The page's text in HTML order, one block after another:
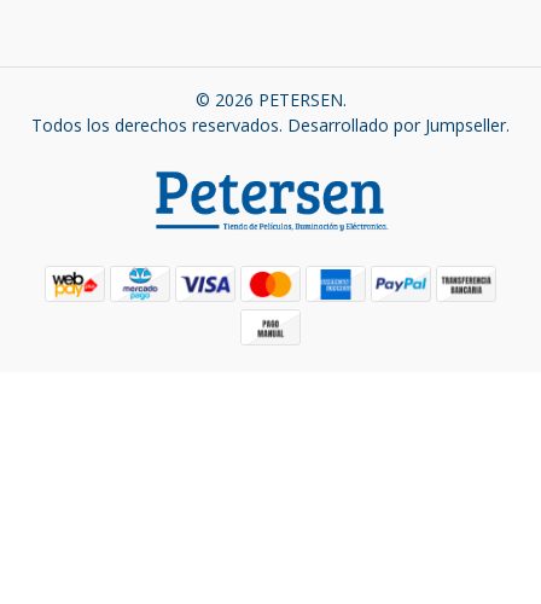
© 2026 PETERSEN.
Todos los derechos reservados. Desarrollado por Jumpseller.